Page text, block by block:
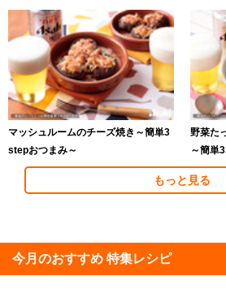
マッシュルームのチーズ焼き～簡単3
stepおつまみ～
野菜た
～簡単
もっと見る
今月のおすすめ 特集レシピ